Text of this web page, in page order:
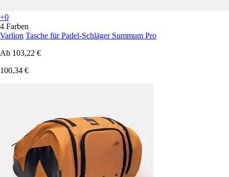
+0
4 Farben
Varlion Tasche für Padel-Schläger Summum Pro
Ab 103,22 €
100,34 €